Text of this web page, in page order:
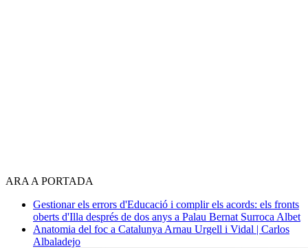
ARA A PORTADA
Gestionar els errors d'Educació i complir els acords: els fronts
oberts d'Illa després de dos anys a Palau Bernat Surroca Albet
Anatomia del foc a Catalunya Arnau Urgell i Vidal | Carlos
Albaladejo